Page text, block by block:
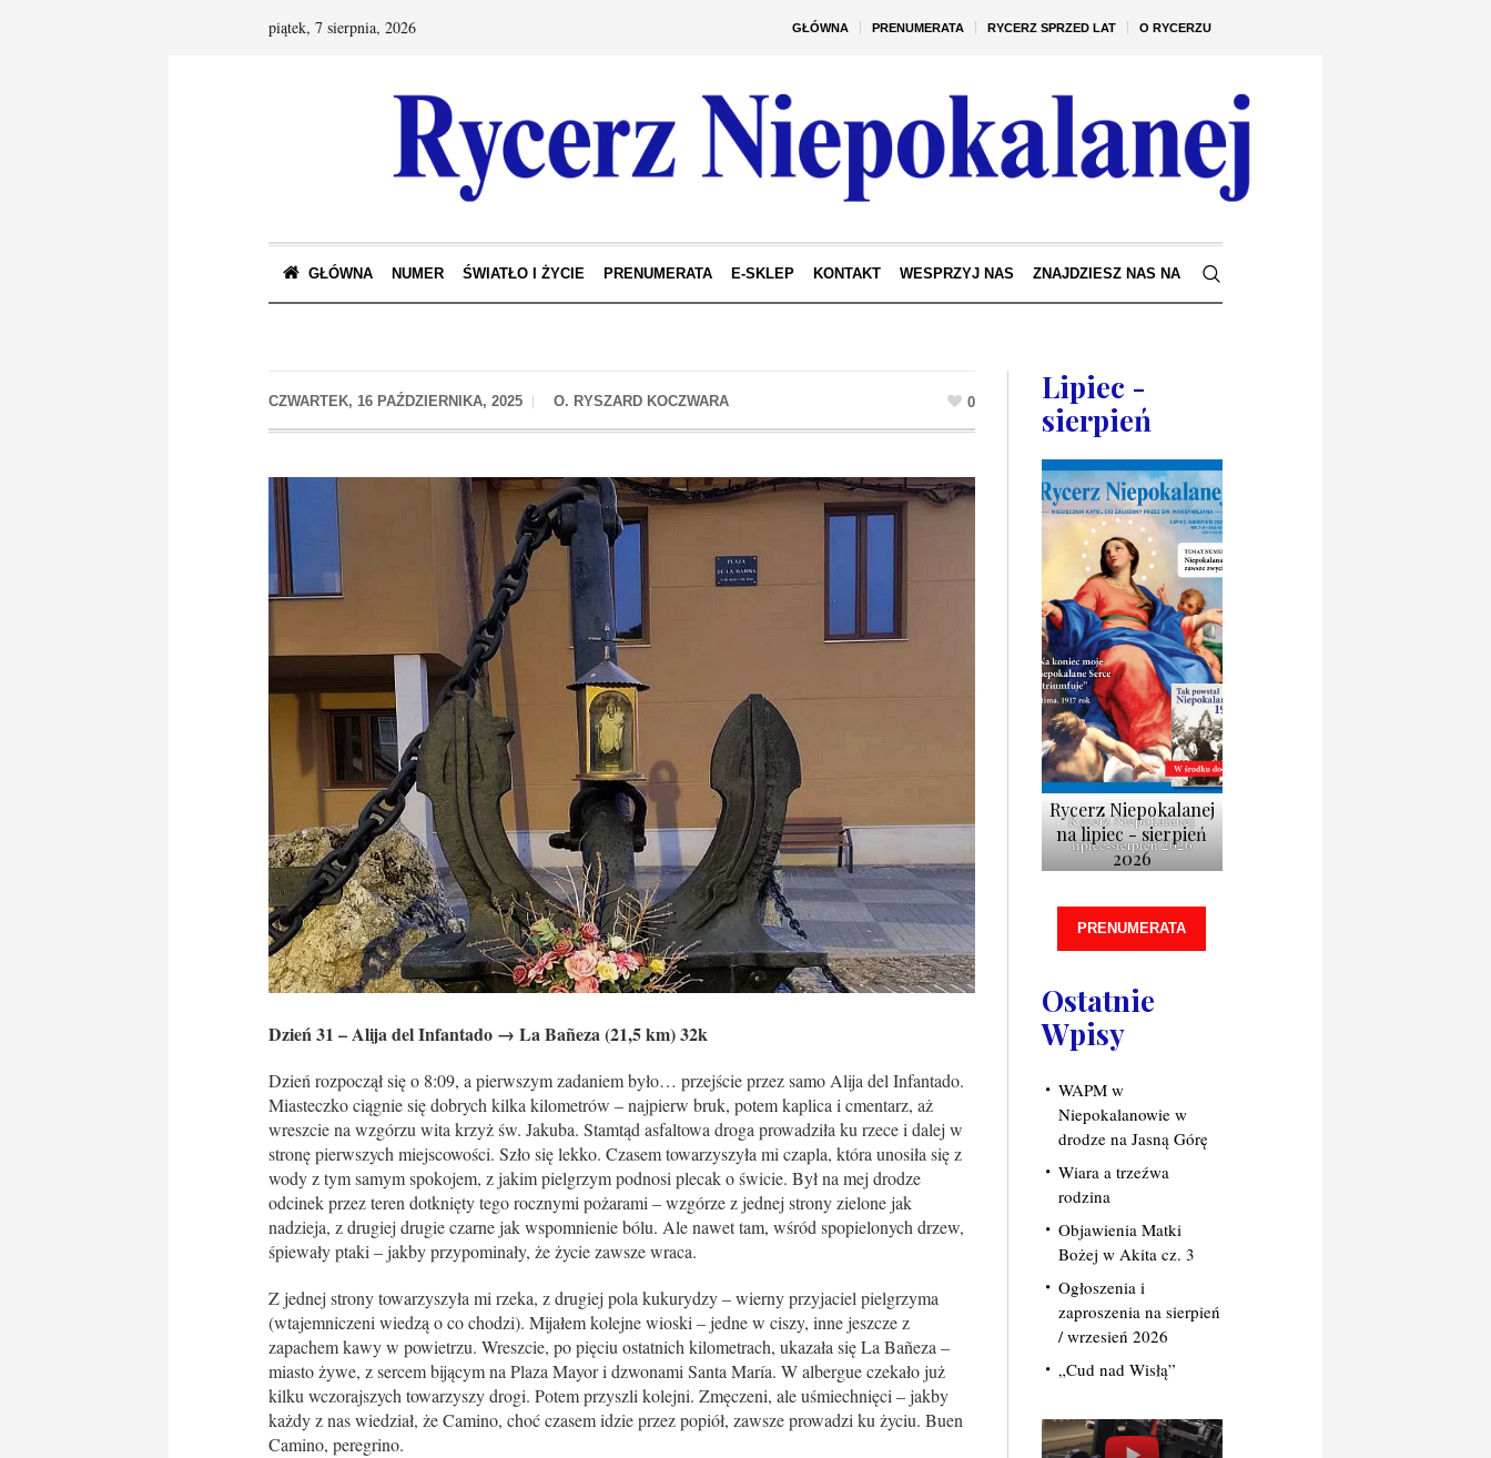
GŁÓWNA PRENUMERATA RYCERZ SPRZED LAT O RYCERZU
piątek, 7 sierpnia, 2026
GŁÓWNA NUMER ŚWIATŁO I ŻYCIE PRENUMERATA E-SKLEP KONTAKT WESPRZYJ NAS ZNAJDZIESZ NAS NA
CZWARTEK, 16 PAŹDZIERNIKA, 2025 0
Dzień 31 – Alija del Infantado → La Bañeza (21,5 km) 32k
Dzień rozpoczął się o 8:09, a pierwszym zadaniem było… przejście przez samo Alija del Infantado.
Miasteczko ciągnie się dobrych kilka kilometrów – najpierw bruk, potem kaplica i cmentarz, aż
wreszcie na wzgórzu wita krzyż św. Jakuba. Stamtąd asfaltowa droga prowadziła ku rzece i dalej w
stronę pierwszych miejscowości. Szło się lekko. Czasem towarzyszyła mi czapla, która unosiła się z
wody z tym samym spokojem, z jakim pielgrzym podnosi plecak o świcie. Był na mej drodze
odcinek przez teren dotknięty tego rocznymi pożarami – wzgórze z jednej strony zielone jak
nadzieja, z drugiej drugie czarne jak wspomnienie bólu. Ale nawet tam, wśród spopielonych drzew,
śpiewały ptaki – jakby przypominały, że życie zawsze wraca.
Z jednej strony towarzyszyła mi rzeka, z drugiej pola kukurydzy – wierny przyjaciel pielgrzyma
(wtajemniczeni wiedzą o co chodzi). Mijałem kolejne wioski – jedne w ciszy, inne jeszcze z
zapachem kawy w powietrzu. Wreszcie, po pięciu ostatnich kilometrach, ukazała się La Bañeza –
miasto żywe, z sercem bijącym na Plaza Mayor i dzwonami Santa María. W albergue czekało już
kilku wczorajszych towarzyszy drogi. Potem przyszli kolejni. Zmęczeni, ale uśmiechnięci – jakby
każdy z nas wiedział, że Camino, choć czasem idzie przez popiół, zawsze prowadzi ku życiu. Buen
Camino, peregrino.
Lipiec -
sierpień
Rycerz Niepokalanej
lipiec-sierpień 2026
Rycerz Niepokalanej
na lipiec - sierpień
2026
PRENUMERATA
Ostatnie
Wpisy
WAPM w
Niepokalanowie w
drodze na Jasną Górę
Wiara a trzeźwa
rodzina
Objawienia Matki
Bożej w Akita cz. 3
Ogłoszenia i
zaproszenia na sierpień
/ wrzesień 2026
„Cud nad Wisłą”